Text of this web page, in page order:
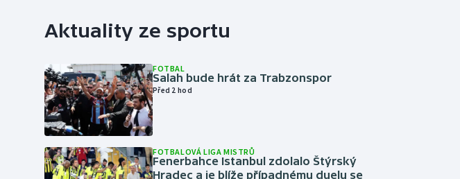
Gymnastika
Aktuality ze sportu
FOTBAL
Salah bude hrát za Trabzonspor
Před 2 hod
FOTBALOVÁ LIGA MISTRŮ
Fenerbahce Istanbul zdolalo Štýrský
Hradec a je blíže případnému duelu se